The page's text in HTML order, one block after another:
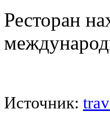
Ресторан
Источник: